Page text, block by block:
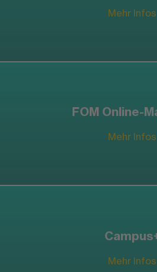
Mehr Infos
FOM Online-
Mehr Infos
Mehr Infos